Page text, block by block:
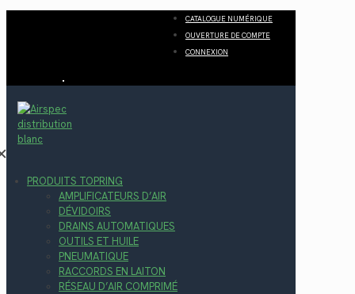
CATALOGUE NUMÉRIQUE
OUVERTURE DE COMPTE
CONNEXION
PRODUITS TOPRING
AMPLIFICATEURS D’AIR
DÉVIDOIRS
DRAINS AUTOMATIQUES
OUTILS ET HUILE
PNEUMATIQUE
RACCORDS EN LAITON
RÉSEAU D’AIR COMPRIMÉ